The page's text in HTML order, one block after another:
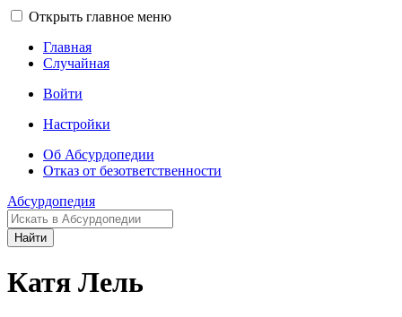
Открыть главное меню
Главная
Случайная
Войти
Настройки
Об Абсурдопедии
Отказ от безответственности
Абсурдопедия
Найти
Катя Лель